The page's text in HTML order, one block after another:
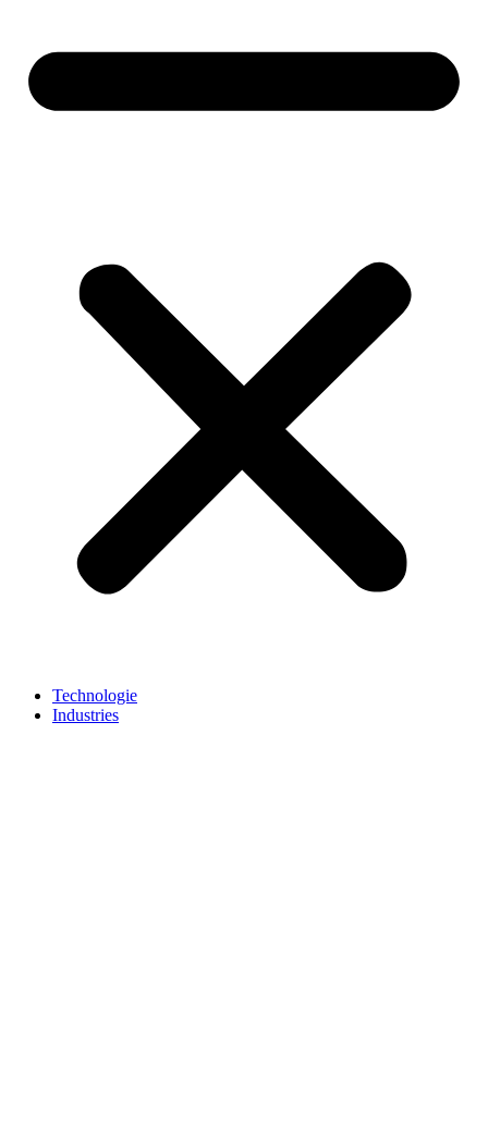
Technologie
Industries